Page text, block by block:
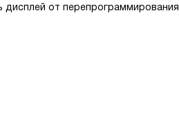
от перепрограммирования.